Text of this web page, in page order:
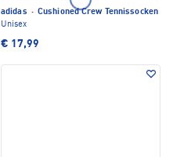
adidas · Cushioned Crew Tennissocken
Unisex
€ 17,99